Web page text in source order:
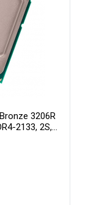
3206R
2133, 2S,